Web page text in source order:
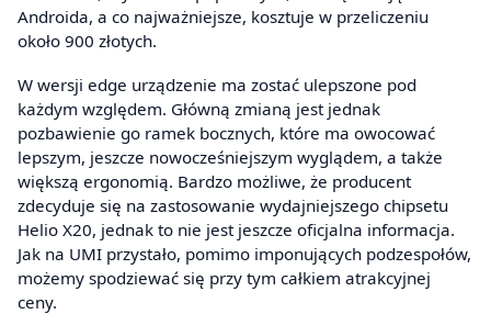
Androida, a co najważniejsze, kosztuje w przeliczeniu
około 900 złotych.
W wersji edge urządzenie ma zostać ulepszone pod
każdym względem. Główną zmianą jest jednak
pozbawienie go ramek bocznych, które ma owocować
lepszym, jeszcze nowocześniejszym wyglądem, a także
większą ergonomią. Bardzo możliwe, że producent
zdecyduje się na zastosowanie wydajniejszego chipsetu
Helio X20, jednak to nie jest jeszcze oficjalna informacja.
Jak na UMI przystało, pomimo imponujących podzespołów,
możemy spodziewać się przy tym całkiem atrakcyjnej
ceny.